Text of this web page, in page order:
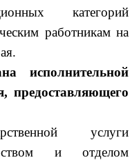
категорий
работникам на
исполнительной
предоставляющего
услуги
и отделом